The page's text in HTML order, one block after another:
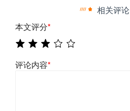
相关评论
本文评分*
评论内容*